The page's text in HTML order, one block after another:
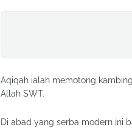
Aqiqah ialah memotong
Allah SWT.
Di abad yang serba modern ini